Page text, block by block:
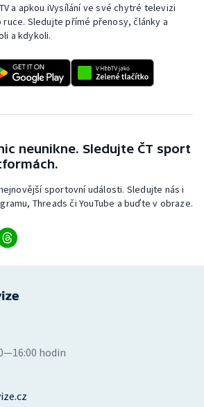
a apkou iVysílání ve své chytré televizi
Sledujte přímé přenosy, články a
a kdykoli.
neunikne. Sledujte ČT sport
sportovní události. Sledujte nás i
Threads či YouTube a buďte v obraze.
hodin